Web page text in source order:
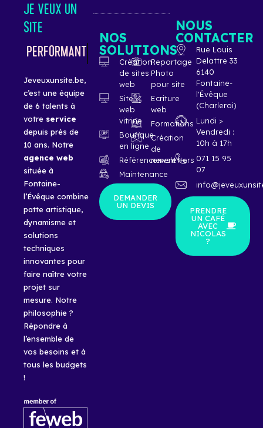
JE VEUX UN
SITE
ÉLÉGANT
Jeveuxunsite.be,
c’est une équipe
de 6 talents à
votre service
depuis près de
10 ans. Notre
agence web
située à
Fontaine-
l’Évêque combine
patte artistique,
dynamisme et
solutions
techniques
innovantes pour
faire naître votre
projet sur
mesure. Notre
philosophie ?
Répondre à
l’ensemble de
vos besoins et à
tous les budgets
!
NOS
SOLUTIONS
Création
de sites
web
Site
web
vitrine
Boutique
en ligne
Référencement
Maintenance
Reportage
Photo
pour site
Ecriture
web
Formations
Création
de
newsletters
DEMANDER
UN DEVIS
NOUS
CONTACTER
Rue Louis
Delattre 33
6140
Fontaine-
l'Évêque
(Charleroi)
Lundi >
Vendredi :
10h à 17h
071 15 95
07
PRENDRE
UN CAFÉ
AVEC
NICOLAS
?